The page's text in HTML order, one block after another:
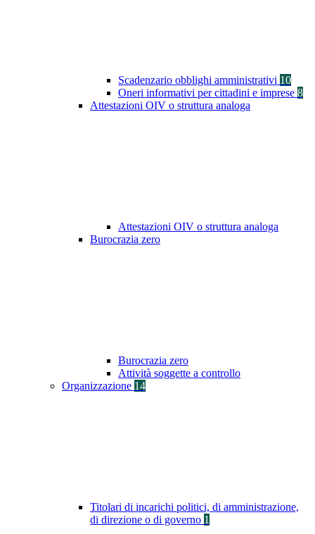
Scadenzario obblighi amministrativi 10
Oneri informativi per cittadini e imprese 8
Attestazioni OIV o struttura analoga
Attestazioni OIV o struttura analoga
Burocrazia zero
Burocrazia zero
Attività soggette a controllo
Organizzazione 14
Titolari di incarichi politici, di amministrazione,
di direzione o di governo 1